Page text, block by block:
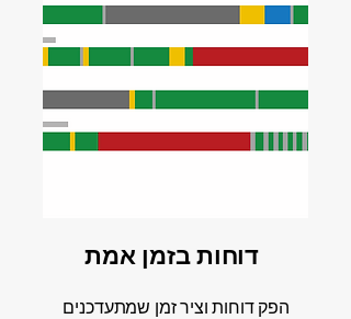
דוחות בזמן אמת
הפק דוחות וציר זמן שמתעדכנים